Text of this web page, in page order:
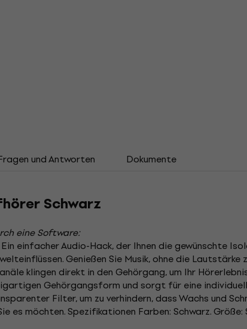
und Antworten Dokumente
Schwarz
eine Software:
einfacher Audio-Hack, der Ihnen die gewünschte
Genießen Sie Musik, ohne die Lautstärke
klingen direkt in den Gehörgang, um Ihr
Gehörgangsform und sorgt für eine
Filter, um zu verhindern, dass Wachs und
es möchten. Spezifikationen Farben: Schwarz. Größe: